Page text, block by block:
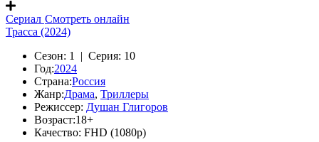
Сериал Смотреть онлайн
Трасса (2024)
Сезон: 1 | Серия: 10
Год:2024
Страна:Россия
Жанр:Драма, Триллеры
Режиссер: Душан Глигоров
Возраст:18+
Качество: FHD (1080p)